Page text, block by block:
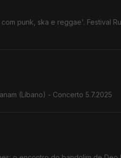
punk, ska e reggae'. Festival
(Líbano) - Concerto 5.7.2025